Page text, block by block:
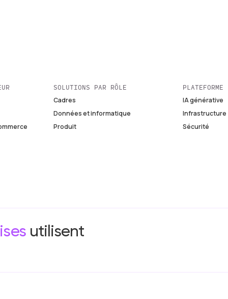
SOLUTIONS PAR RÔLE
Cadres
Données et informatique
Produit
PLATEFORME
IA générative
Infrastructure
Sécurité
utilisent